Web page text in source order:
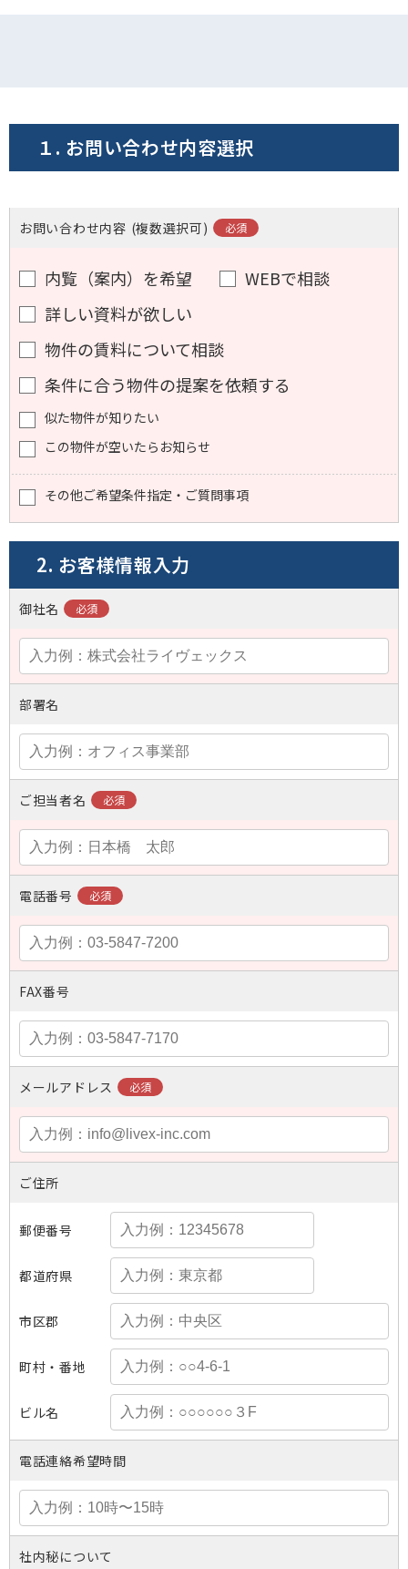
１. お問い合わせ内容選択
お問い合わせ内容 (複数選択可)
内覧（案内）を希望
WEBで相談
詳しい資料が欲しい
物件の賃料について相談
条件に合う物件の提案を依頼する
似た物件が知りたい
この物件が空いたらお知らせ
その他ご希望条件指定・ご質問事項
2. お客様情報入力
御社名
部署名
ご担当者名
電話番号
FAX番号
メールアドレス
ご住所
郵便番号
都道府県
市区郡
町村・番地
ビル名
電話連絡希望時間
社内秘について